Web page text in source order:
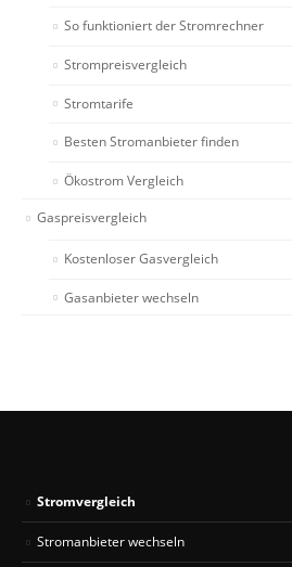
So funktioniert der Stromrechner
Strompreisvergleich
Stromtarife
Besten Stromanbieter finden
Ökostrom Vergleich
Gaspreisvergleich
Kostenloser Gasvergleich
Gasanbieter wechseln
Stromvergleich
Stromanbieter wechseln